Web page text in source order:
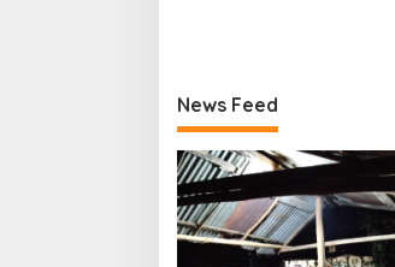
News Feed